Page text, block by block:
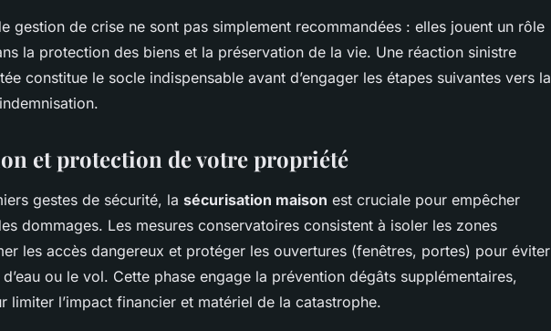
gestion de crise ne sont pas simplement recommandées : elles jouent un rôle
la protection des biens et la préservation de la vie. Une réaction sinistre
constitue le socle indispensable avant d’engager les étapes suivantes vers la
et protection de votre propriété
gestes de sécurité, la sécurisation maison est cruciale pour empêcher
dommages. Les mesures conservatoires consistent à isoler les zones
les accès dangereux et protéger les ouvertures (fenêtres, portes) pour éviter
ou le vol. Cette phase engage la prévention dégâts supplémentaires,
limiter l’impact financier et matériel de la catastrophe.